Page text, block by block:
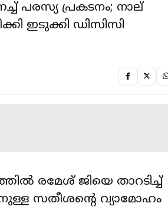
പരസ്യ പ്രകടനം; നാല്
ഇടുക്കി ഡിസിസി
രമേശ് ജിയെ താറടിച്ച്
സതീശന്റെ വ്യാമോഹം